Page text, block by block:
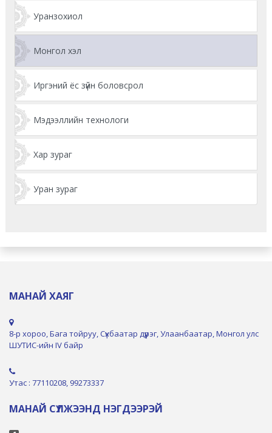
Уранзохиол
Монгол хэл
Иргэний ёс зүйн боловсрол
Мэдээллийн технологи
Хар зураг
Уран зураг
МАНАЙ ХАЯГ
8-р хороо, Бага тойруу, Сүхбаатар дүүрэг, Улаанбаатар, Монгол улс
ШУТИС-ийн IV байр
Утас : 77110208, 99273337
МАНАЙ СҮЛЖЭЭНД НЭГДЭЭРЭЙ